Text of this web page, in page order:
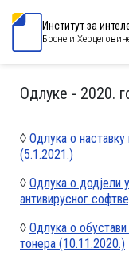
Институт за
Босне и
Одлуке - 2020.
◊ Одлука о наставку
(5.1.2021.)
◊ Одлука о додјели
антивирусног
◊ Одлука о обустави
тонера (10.11.2020.)